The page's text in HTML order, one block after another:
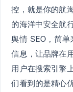
控，就是你的航
的海洋中安全航行
舆情 SEO，简单
信息，让品牌在
用户在搜索引擎
们看到的是精心